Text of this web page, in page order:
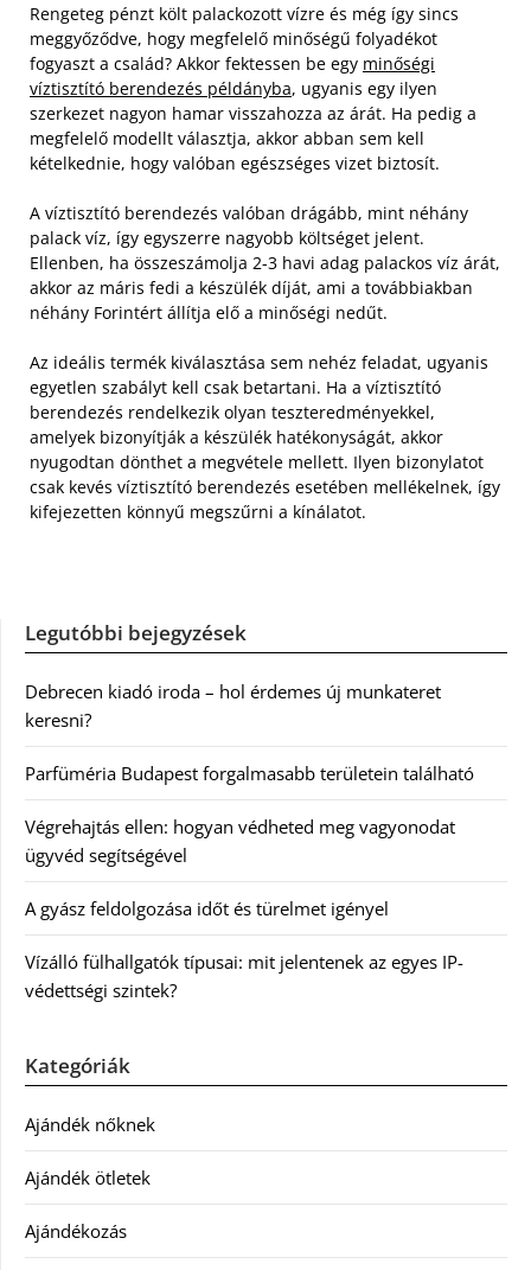
Rengeteg pénzt költ palackozott vízre és még így sincs
meggyőződve, hogy megfelelő minőségű folyadékot
fogyaszt a család? Akkor fektessen be egy minőségi
víztisztító berendezés példányba, ugyanis egy ilyen
szerkezet nagyon hamar visszahozza az árát. Ha pedig a
megfelelő modellt választja, akkor abban sem kell
kételkednie, hogy valóban egészséges vizet biztosít.
A víztisztító berendezés valóban drágább, mint néhány
palack víz, így egyszerre nagyobb költséget jelent.
Ellenben, ha összeszámolja 2-3 havi adag palackos víz árát,
akkor az máris fedi a készülék díját, ami a továbbiakban
néhány Forintért állítja elő a minőségi nedűt.
Az ideális termék kiválasztása sem nehéz feladat, ugyanis
egyetlen szabályt kell csak betartani. Ha a víztisztító
berendezés rendelkezik olyan teszteredményekkel,
amelyek bizonyítják a készülék hatékonyságát, akkor
nyugodtan dönthet a megvétele mellett. Ilyen bizonylatot
csak kevés víztisztító berendezés esetében mellékelnek, így
kifejezetten könnyű megszűrni a kínálatot.
Legutóbbi bejegyzések
Debrecen kiadó iroda – hol érdemes új munkateret
keresni?
Parfüméria Budapest forgalmasabb területein található
Végrehajtás ellen: hogyan védheted meg vagyonodat
ügyvéd segítségével
A gyász feldolgozása időt és türelmet igényel
Vízálló fülhallgatók típusai: mit jelentenek az egyes IP-
védettségi szintek?
Kategóriák
Ajándék nőknek
Ajándék ötletek
Ajándékozás